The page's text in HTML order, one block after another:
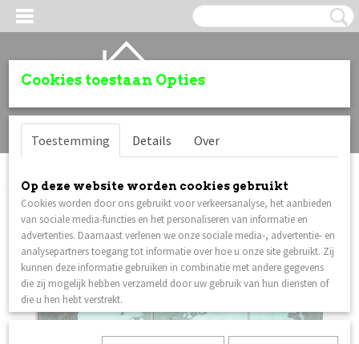
Inloggen Registreren
Home>Wereldkaart schilderijen>Canvas schilderij Wereldkaart
Cookies toestaan Opties
Toestemming Details Over
Op deze website worden cookies gebruikt
Cookies worden door ons gebruikt voor verkeersanalyse, het aanbieden
van sociale media-functies en het personaliseren van informatie en
advertenties. Daarnaast verlenen we onze sociale media-, advertentie- en
analysepartners toegang tot informatie over hoe u onze site gebruikt. Zij
kunnen deze informatie gebruiken in combinatie met andere gegevens
die zij mogelijk hebben verzameld door uw gebruik van hun diensten of
die u hen hebt verstrekt.